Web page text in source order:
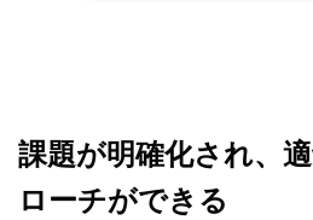
課題が明確化され、
ローチができる